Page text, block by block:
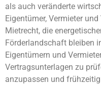
als auch veränderte
Eigentümer, Vermieter
Mietrecht, die
Förderlandschaft bleiben
Eigentümern und
Vertragsunterlagen zu
anzupassen und